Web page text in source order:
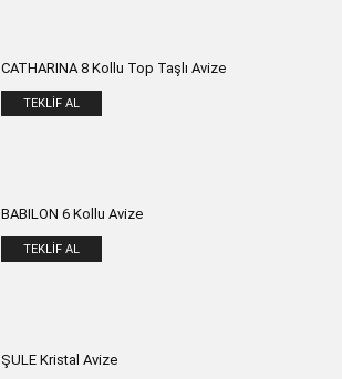
CATHARINA 8 Kollu Top Taşlı Avize
TEKLIF AL
BABILON 6 Kollu Avize
TEKLIF AL
ŞULE Kristal Avize